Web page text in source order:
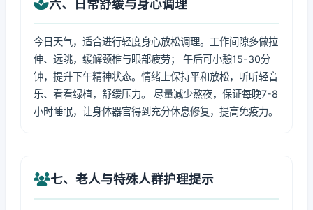
六、日常舒缓与身心调理
今日天气，适合进行轻度身心放松调理。工作间隙多做拉
伸、远眺，缓解颈椎与眼部疲劳； 午后可小憩15-30分
钟，提升下午精神状态。情绪上保持平和放松，听听轻音
乐、看看绿植，舒缓压力。 尽量减少熬夜，保证每晚7-8
小时睡眠，让身体器官得到充分休息修复，提高免疫力。
七、老人与特殊人群护理提示